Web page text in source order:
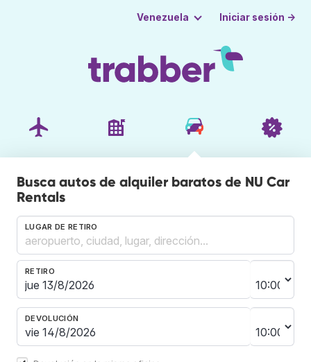
Venezuela Iniciar sesión →
Busca autos de alquiler baratos de NU Car
Rentals
LUGAR DE RETIRO
RETIRO
DEVOLUCIÓN